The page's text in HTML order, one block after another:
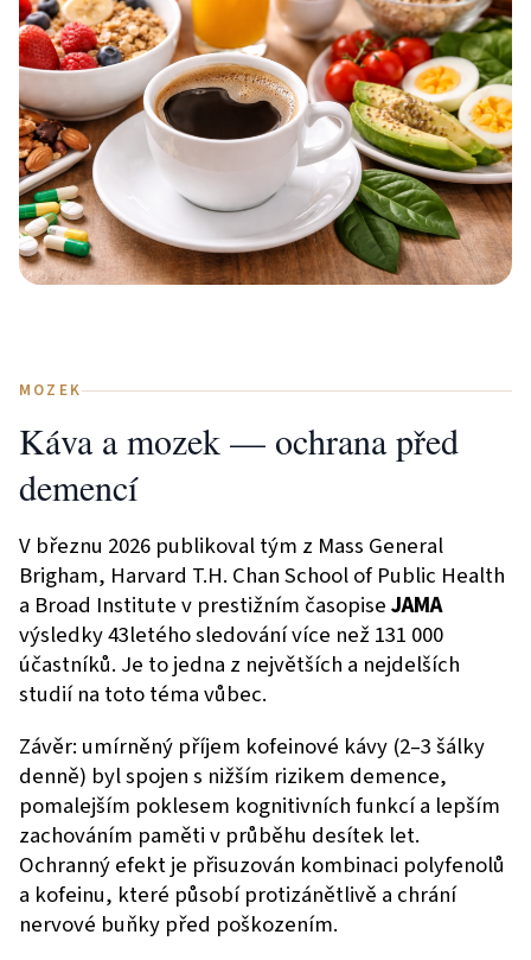
MOZEK
Káva a mozek — ochrana před
demencí
V březnu 2026 publikoval tým z Mass General
Brigham, Harvard T.H. Chan School of Public Health
a Broad Institute v prestižním časopiseJAMA
výsledky 43letého sledování více než 131 000
účastníků. Je to jedna z největších a nejdelších
studií na toto téma vůbec.
Závěr: umírněný příjem kofeinové kávy (2–3 šálky
denně) byl spojen s nižším rizikem demence,
pomalejším poklesem kognitivních funkcí a lepším
zachováním paměti v průběhu desítek let.
Ochranný efekt je přisuzován kombinaci polyfenolů
a kofeinu, které působí protizánětlivě a chrání
nervové buňky před poškozením.